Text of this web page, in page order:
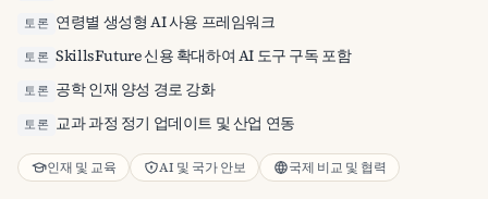
토론 연령별 생성형 AI 사용 프레임워크
토론 SkillsFuture 신용 확대하여 AI 도구 구독 포함
토론 공학 인재 양성 경로 강화
토론 교과 과정 정기 업데이트 및 산업 연동
인재 및 교육 AI 및 국가 안보 국제 비교 및 협력